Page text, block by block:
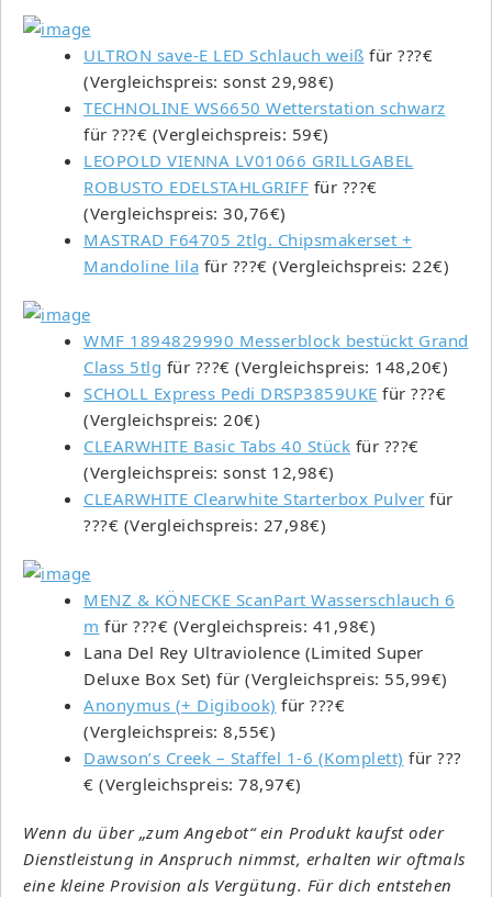
ULTRON save-E LED Schlauch weiß für ???€
(Vergleichspreis: sonst 29,98€)
TECHNOLINE WS6650 Wetterstation schwarz
für ???€ (Vergleichspreis: 59€)
LEOPOLD VIENNA LV01066 GRILLGABEL
ROBUSTO EDELSTAHLGRIFF für ???€
(Vergleichspreis: 30,76€)
MASTRAD F64705 2tlg. Chipsmakerset +
Mandoline lila für ???€ (Vergleichspreis: 22€)
WMF 1894829990 Messerblock bestückt Grand
Class 5tlg für ???€ (Vergleichspreis: 148,20€)
SCHOLL Express Pedi DRSP3859UKE für ???€
(Vergleichspreis: 20€)
CLEARWHITE Basic Tabs 40 Stück für ???€
(Vergleichspreis: sonst 12,98€)
CLEARWHITE Clearwhite Starterbox Pulver für
???€ (Vergleichspreis: 27,98€)
MENZ & KÖNECKE ScanPart Wasserschlauch 6
m für ???€ (Vergleichspreis: 41,98€)
Lana Del Rey Ultraviolence (Limited Super
Deluxe Box Set) für (Vergleichspreis: 55,99€)
Anonymus (+ Digibook) für ???€
(Vergleichspreis: 8,55€)
Dawson’s Creek – Staffel 1-6 (Komplett) für ???
€ (Vergleichspreis: 78,97€)
Wenn du über „zum Angebot“ ein Produkt kaufst oder
Dienstleistung in Anspruch nimmst, erhalten wir oftmals
eine kleine Provision als Vergütung. Für dich entstehen